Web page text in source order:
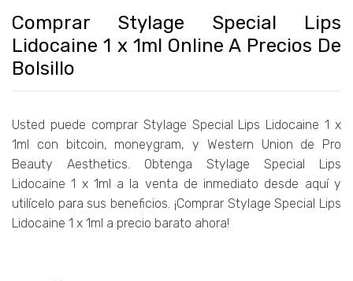
Comprar Stylage Special Lips
Lidocaine 1 x 1ml Online A Precios De
Bolsillo
Usted puede comprar Stylage Special Lips Lidocaine 1 x
1ml con bitcoin, moneygram, y Western Union de Pro
Beauty Aesthetics. Obtenga Stylage Special Lips
Lidocaine 1 x 1ml a la venta de inmediato desde aquí y
utilícelo para sus beneficios. ¡Comprar Stylage Special Lips
Lidocaine 1 x 1ml a precio barato ahora!